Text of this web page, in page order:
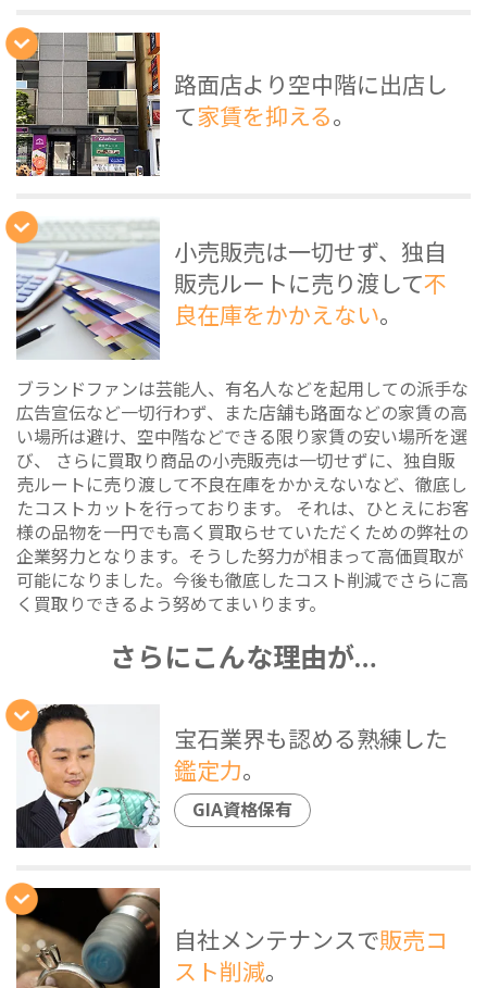
路面店より空中階に出店し
て家賃を抑える。
小売販売は一切せず、独自
販売ルートに売り渡して不
良在庫をかかえない。
ブランドファンは芸能人、有名人などを起用しての派手な
広告宣伝など一切行わず、また店舗も路面などの家賃の高
い場所は避け、空中階などできる限り家賃の安い場所を選
び、 さらに買取り商品の小売販売は一切せずに、独自販
売ルートに売り渡して不良在庫をかかえないなど、徹底し
たコストカットを行っております。 それは、ひとえにお客
様の品物を一円でも高く買取らせていただくための弊社の
企業努力となります。そうした努力が相まって高価買取が
可能になりました。今後も徹底したコスト削減でさらに高
く買取りできるよう努めてまいります。
さらにこんな理由が…
宝石業界も認める熟練した
鑑定力。
GIA資格保有
自社メンテナンスで販売コ
スト削減。